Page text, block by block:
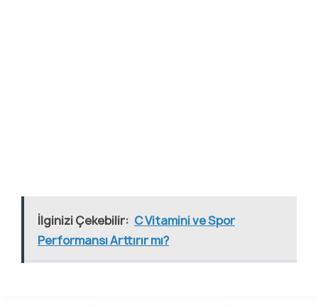
İlginizi Çekebilir: C Vitamini ve Spor
Performansı Arttırır mı?